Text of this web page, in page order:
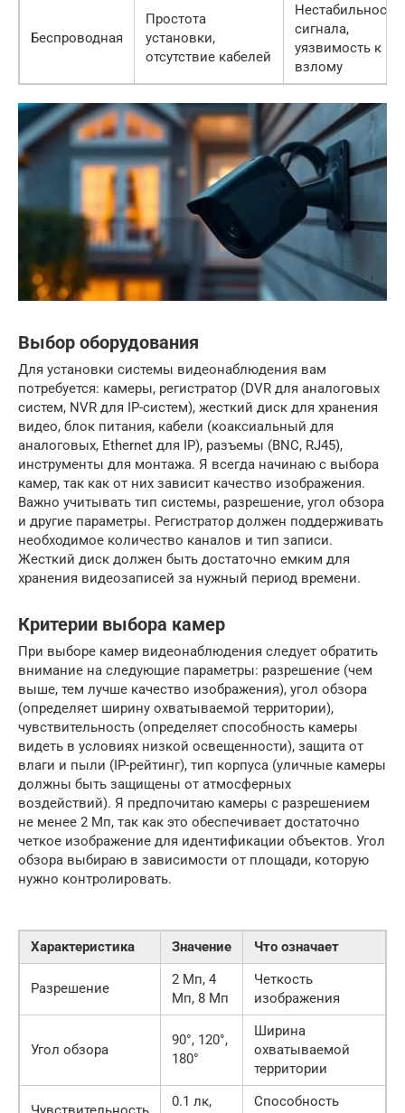
Беспроводная
Простота
установки,
отсутствие кабелей
Нестабильность
сигнала,
уязвимость к
взлому
Выбор оборудования
Для установки системы видеонаблюдения вам
потребуется: камеры, регистратор (DVR для аналоговых
систем, NVR для IP-систем), жесткий диск для хранения
видео, блок питания, кабели (коаксиальный для
аналоговых, Ethernet для IP), разъемы (BNC, RJ45),
инструменты для монтажа. Я всегда начинаю с выбора
камер, так как от них зависит качество изображения.
Важно учитывать тип системы, разрешение, угол обзора
и другие параметры. Регистратор должен поддерживать
необходимое количество каналов и тип записи.
Жесткий диск должен быть достаточно емким для
хранения видеозаписей за нужный период времени.
Критерии выбора камер
При выборе камер видеонаблюдения следует обратить
внимание на следующие параметры: разрешение (чем
выше, тем лучше качество изображения), угол обзора
(определяет ширину охватываемой территории),
чувствительность (определяет способность камеры
видеть в условиях низкой освещенности), защита от
влаги и пыли (IP-рейтинг), тип корпуса (уличные камеры
должны быть защищены от атмосферных
воздействий). Я предпочитаю камеры с разрешением
не менее 2 Мп, так как это обеспечивает достаточно
четкое изображение для идентификации объектов. Угол
обзора выбираю в зависимости от площади, которую
нужно контролировать.
Характеристика Значение Что означает
Разрешение
2 Мп, 4
Мп, 8 Мп
Четкость
изображения
Угол обзора
90°, 120°,
180°
Ширина
охватываемой
территории
0.1 лк,
Способность